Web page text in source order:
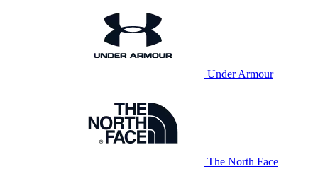
Under Armour
The North Face